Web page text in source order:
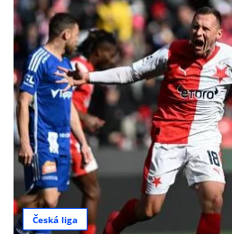
Česká liga